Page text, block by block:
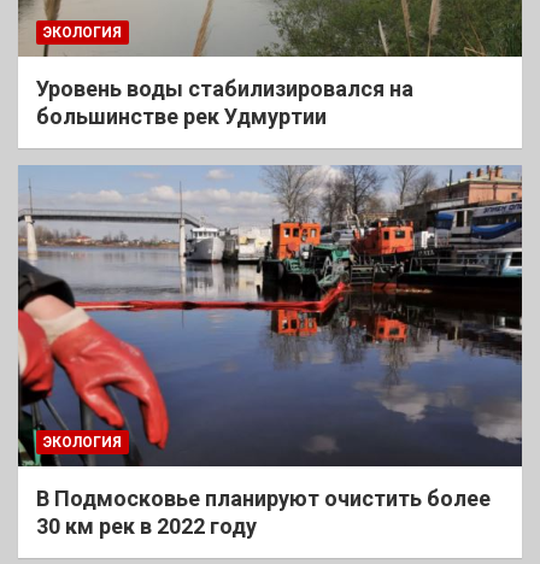
ЭКОЛОГИЯ
Уровень воды стабилизировался на
большинстве рек Удмуртии
ЭКОЛОГИЯ
В Подмосковье планируют очистить более
30 км рек в 2022 году